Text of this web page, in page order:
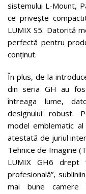
sistemului L-Mount,
ce privește
LUMIX S5. Datorită
perfectă pentru
conținut.
În plus, de la
din seria GH au
întreaga lume,
designului robust.
model emblematic
atestată de juriul
Tehnice de Imagine
LUMIX GH6 drept
profesională”,
mai bune camere